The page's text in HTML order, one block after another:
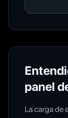
panel
La carga de